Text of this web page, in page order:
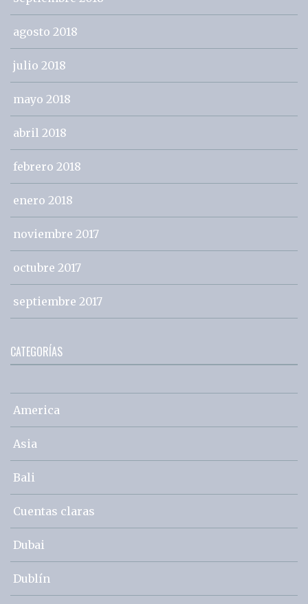
agosto 2018
julio 2018
mayo 2018
abril 2018
febrero 2018
enero 2018
noviembre 2017
octubre 2017
septiembre 2017
CATEGORÍAS
America
Asia
Bali
Cuentas claras
Dubai
Dublín